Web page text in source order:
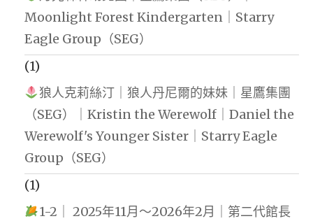
Moonlight Forest Kindergarten｜Starry
Eagle Group（SEG）
(1)
狼人克莉絲汀｜狼人丹尼爾的妹妹｜星鷹集團
（SEG）｜Kristin the Werewolf｜Daniel the
Werewolf's Younger Sister｜Starry Eagle
Group（SEG）
(1)
1-2｜ 2025年11月～2026年2月｜第二代館長